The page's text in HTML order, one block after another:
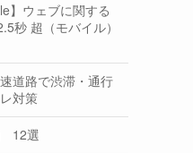
】ウェブに関する
秒 超（モバイル）
道路で渋滞・通行
対策
12選